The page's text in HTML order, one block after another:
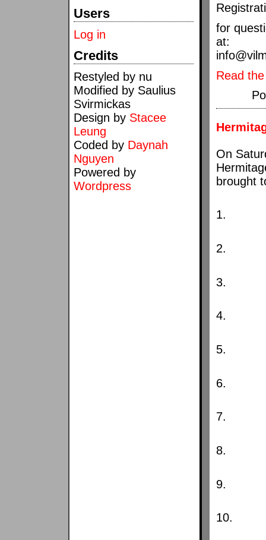
Users
Log in
Credits
Restyled by nu
Modified by Saulius
Svirmickas
Design by Stacee
Leung
Coded by Daynah
Nguyen
Powered by
Wordpress
for
at:
Read
On
brought
1.
2.
3.
4.
5.
6.
7.
8.
9.
10.